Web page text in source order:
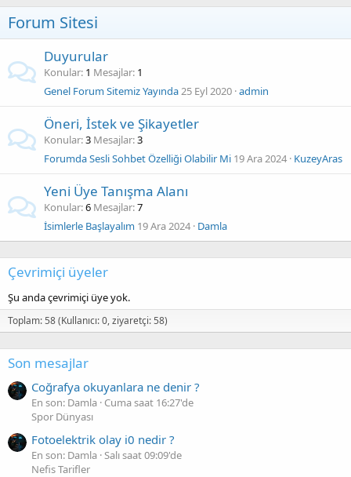
Forum Sitesi
Duyurular
Konular 1 Mesajlar 1
Genel Forum Sitemiz Yayında25 Eyl 2020 admin
Öneri, İstek ve Şikayetler
Konular 3 Mesajlar 3
Forumda Sesli Sohbet Özelliği Olabilir Mi 19 Ara 2024 KuzeyAras
Yeni Üye Tanışma Alanı
Konular 6 Mesajlar 7
İsimlerle Başlayalım 19 Ara 2024 Damla
Çevrimiçi üyeler
Şu anda çevrimiçi üye yok.
Toplam: 58 (Kullanıcı: 0, ziyaretçi: 58)
Son mesajlar
Coğrafya okuyanlara ne denir ?
En son: Damla Cuma saat 16:27'de
Spor Dünyası
Fotoelektrik olay i0 nedir ?
En son: Damla Salı saat 09:09'de
Nefis Tarifler